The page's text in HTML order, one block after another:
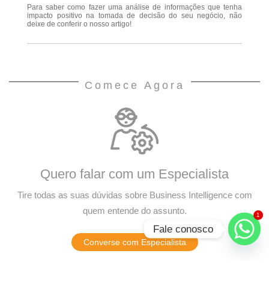
Para saber como fazer uma análise de informações que tenha
impacto positivo na tomada de decisão do seu negócio, não
deixe de conferir o nosso artigo!
Comece Agora
Quero falar com um Especialista
Tire todas as suas dúvidas sobre Business Intelligence com
quem entende do assunto.
Converse com Especialista
1
Fale conosco